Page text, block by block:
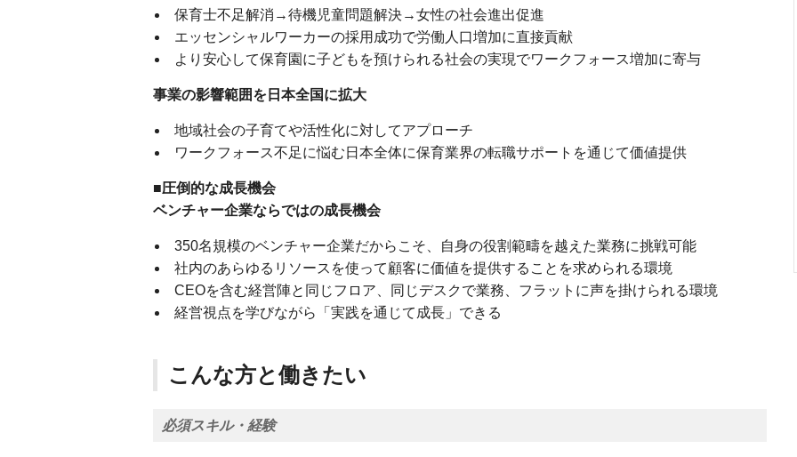
保育士不足解消→待機児童問題解決→女性の社会進出促進
エッセンシャルワーカーの採用成功で労働人口増加に直接貢献
より安心して保育園に子どもを預けられる社会の実現でワークフォース増加に寄与
事業の影響範囲を日本全国に拡大
地域社会の子育てや活性化に対してアプローチ
ワークフォース不足に悩む日本全体に保育業界の転職サポートを通じて価値提供
■圧倒的な成⻑機会
ベンチャー企業ならではの成⻑機会
350名規模のベンチャー企業だからこそ、自身の役割範疇を越えた業務に挑戦可能
社内のあらゆるリソースを使って顧客に価値を提供することを求められる環境
CEOを含む経営陣と同じフロア、同じデスクで業務、フラットに声を掛けられる環境
経営視点を学びながら「実践を通じて成⻑」できる
こんな方と働きたい
必須スキル・経験